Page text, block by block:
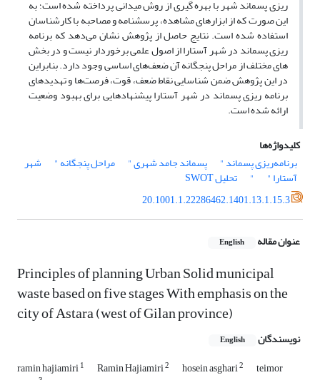
ریزی پسماند شهر با بهره گیری از روش میدانی پرداخته شده است؛ به
این صورت که از ابزارهای مشاهده، پرسشنامه و مصاحبه با کارشناسان
استفاده شده است. نتایج حاصل از پژوهش نشان می‌دهد که برنامه
ریزی پسماند در شهر آستارا از اصول علمی برخوردار نیست و در بخش
های مختلف از مراحل پنجگانه آن ضعف‌های اساسی وجود دارد. بنابراین
در این پژوهش ضمن شناسایی نقاط ضعف، قوت، فرصت‌ها و تهدیدهای
برنامه ریزی پسماند در شهر آستارا پیشنهادهایی برای بهبود وضعیت
ارائه شده است.
کلیدواژه‌ها
برنامه‌ریزی پسماند "
‌پسماند جامد شهری " ‌‌مراحل پنجگانه " شهر
آستارا‌ " "
تحلیل SWOT
20.1001.1.22286462.1401.13.1.15.3
عنوان مقاله English
Principles of planning Urban Solid municipal
waste based on five stages With emphasis on the
city of Astara (west of Gilan province)
نویسندگان English
ramin hajiamiri1 Ramin Hajiamiri2 hosein asghari2 teimor